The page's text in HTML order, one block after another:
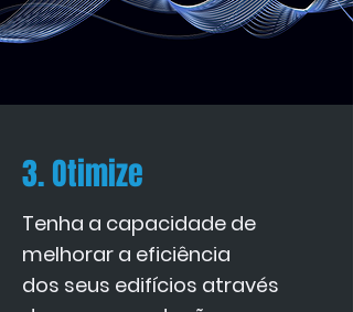
3. Otimize
Tenha a capacidade de
melhorar a eficiência
dos seus edifícios através